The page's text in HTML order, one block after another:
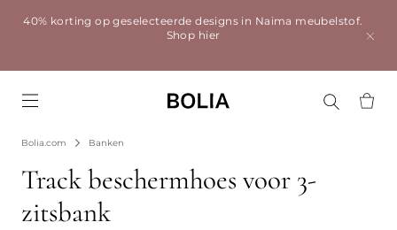
40% korting op geselecteerde designs in Naima meubelstof.
Shop hier
Bolia.com Banken
Track beschermhoes voor 3-
zitsbank